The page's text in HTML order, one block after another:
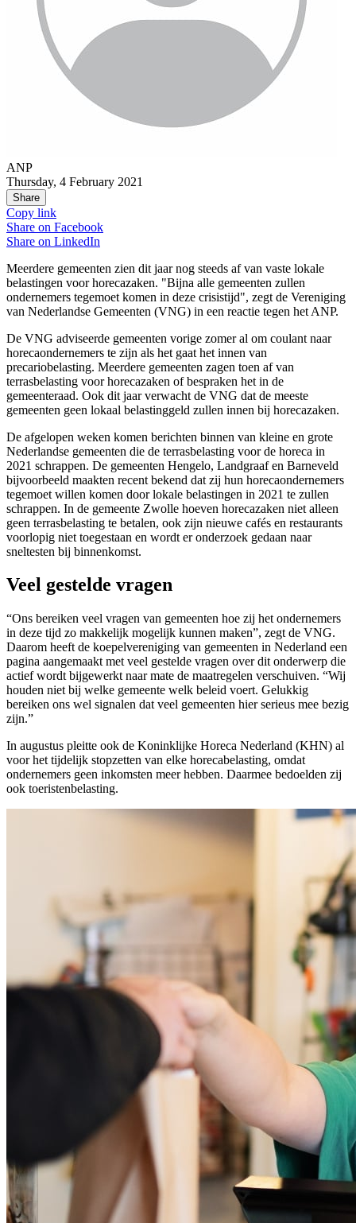
ANP
Thursday, 4 February 2021
Share
Copy link
Share on Facebook
Share on LinkedIn
Meerdere gemeenten zien dit jaar nog steeds af van vaste lokale
belastingen voor horecazaken. "Bijna alle gemeenten zullen
ondernemers tegemoet komen in deze crisistijd", zegt de Vereniging
van Nederlandse Gemeenten (VNG) in een reactie tegen het ANP.
De VNG adviseerde gemeenten vorige zomer al om coulant naar
horecaondernemers te zijn als het gaat het innen van
precariobelasting. Meerdere gemeenten zagen toen af van
terrasbelasting voor horecazaken of bespraken het in de
gemeenteraad. Ook dit jaar verwacht de VNG dat de meeste
gemeenten geen lokaal belastinggeld zullen innen bij horecazaken.
De afgelopen weken komen berichten binnen van kleine en grote
Nederlandse gemeenten die de terrasbelasting voor de horeca in
2021 schrappen. De gemeenten Hengelo, Landgraaf en Barneveld
bijvoorbeeld maakten recent bekend dat zij hun horecaondernemers
tegemoet willen komen door lokale belastingen in 2021 te zullen
schrappen. In de gemeente Zwolle hoeven horecazaken niet alleen
geen terrasbelasting te betalen, ook zijn nieuwe cafés en restaurants
voorlopig niet toegestaan en wordt er onderzoek gedaan naar
sneltesten bij binnenkomst.
Veel gestelde vragen
“Ons bereiken veel vragen van gemeenten hoe zij het ondernemers
in deze tijd zo makkelijk mogelijk kunnen maken”, zegt de VNG.
Daarom heeft de koepelvereniging van gemeenten in Nederland een
pagina aangemaakt met veel gestelde vragen over dit onderwerp die
actief wordt bijgewerkt naar mate de maatregelen verschuiven. “Wij
houden niet bij welke gemeente welk beleid voert. Gelukkig
bereiken ons wel signalen dat veel gemeenten hier serieus mee bezig
zijn.”
In augustus pleitte ook de Koninklijke Horeca Nederland (KHN) al
voor het tijdelijk stopzetten van elke horecabelasting, omdat
ondernemers geen inkomsten meer hebben. Daarmee bedoelden zij
ook toeristenbelasting.